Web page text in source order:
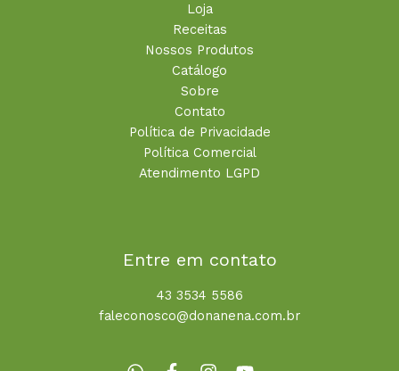
Loja
Receitas
Nossos Produtos
Catálogo
Sobre
Contato
Política de Privacidade
Política Comercial
Atendimento LGPD
Entre em contato
43 3534 5586
faleconosco@donanena.com.br